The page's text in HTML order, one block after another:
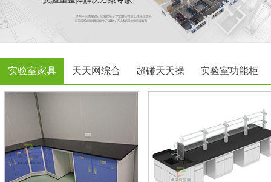
实验室家具 天天网综合 超碰天天操 实验室功能柜